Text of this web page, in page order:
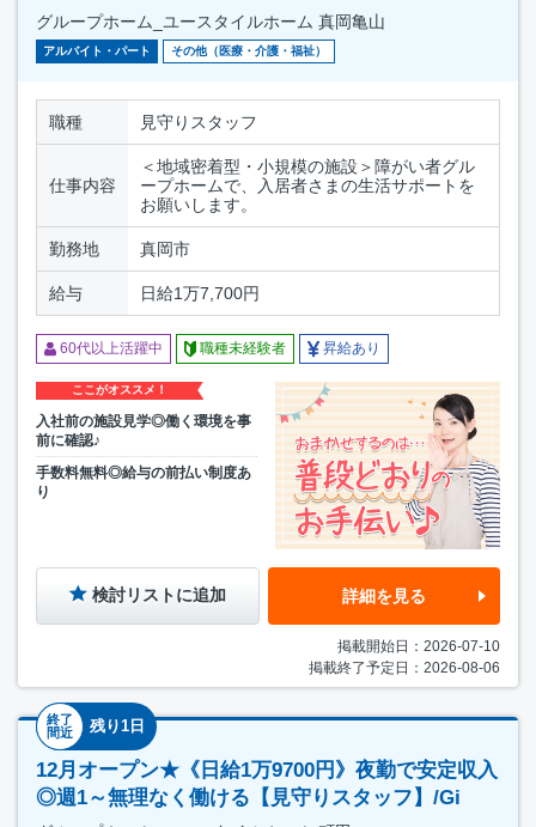
グループホーム_ユースタイルホーム 真岡亀山
アルバイト・パート その他（医療・介護・福祉）
職種 見守りスタッフ
仕事内容
＜地域密着型・小規模の施設＞障がい者グル
ープホームで、入居者さまの生活サポートを
お願いします。
勤務地 真岡市
給与 日給1万7,700円
60代以上活躍中 職種未経験者 昇給あり
ここがオススメ！
入社前の施設見学◎働く環境を事
前に確認♪
手数料無料◎給与の前払い制度あ
り
検討リストに追加 詳細を見る
掲載開始日：2026-07-10
掲載終了予定日：2026-08-06
終了
間近
残り1日
12月オープン★《日給1万9700円》夜勤で安定収入
◎週1～無理なく働ける【見守りスタッフ】/Gi